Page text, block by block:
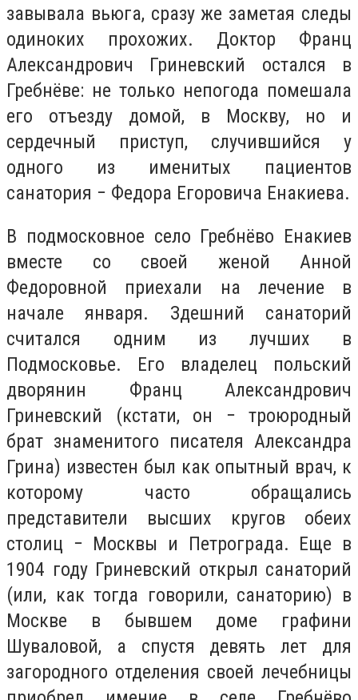
завывала вьюга, сразу же заметая следы
одиноких прохожих. Доктор Франц
Александрович Гриневский остался в
Гребнёве: не только непогода помешала
его отъезду домой, в Москву, но и
сердечный приступ, случившийся у
одного из именитых пациентов
санатория − Федора Егоровича Енакиева.
В подмосковное село Гребнёво Енакиев
вместе со своей женой Анной
Федоровной приехали на лечение в
начале января. Здешний санаторий
считался одним из лучших в
Подмосковье. Его владелец польский
дворянин Франц Александрович
Гриневский (кстати, он − троюродный
брат знаменитого писателя Александра
Грина) известен был как опытный врач, к
которому часто обращались
представители высших кругов обеих
столиц − Москвы и Петрограда. Еще в
1904 году Гриневский открыл санаторий
(или, как тогда говорили, санаторию) в
Москве в бывшем доме графини
Шуваловой, а спустя девять лет для
загородного отделения своей лечебницы